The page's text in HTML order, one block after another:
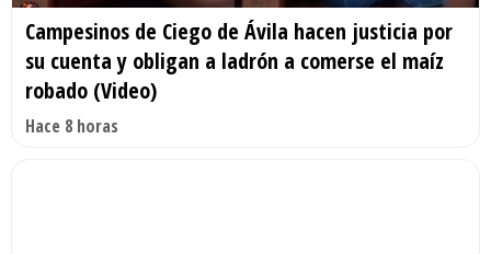
Campesinos de Ciego de Ávila hacen justicia por
su cuenta y obligan a ladrón a comerse el maíz
robado (Video)
Hace 8 horas